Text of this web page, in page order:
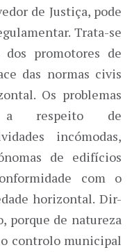
de Justiça, pode
Trata-se
promotores de
das normas civis
Os problemas
a respeito de
incómodas,
de edifícios
com o
horizontal. Dir-
porque de natureza
controlo municipal